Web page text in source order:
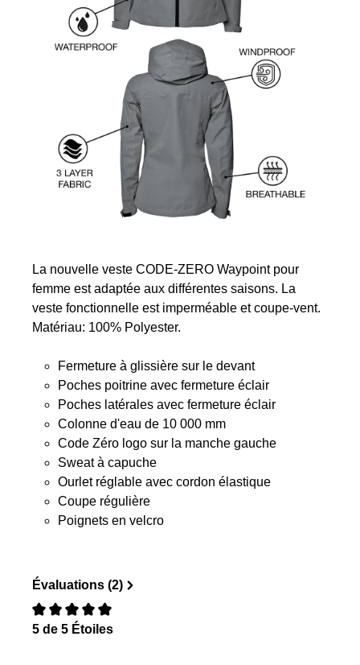
La nouvelle veste CODE-ZERO Waypoint pour
femme est adaptée aux différentes saisons. La
veste fonctionnelle est imperméable et coupe-vent.
Matériau: 100% Polyester.
Fermeture à glissière sur le devant
Poches poitrine avec fermeture éclair
Poches latérales avec fermeture éclair
Colonne d'eau de 10 000 mm
Code Zéro logo sur la manche gauche
Sweat à capuche
Ourlet réglable avec cordon élastique
Coupe régulière
Poignets en velcro
Évaluations (2)
Évaluation avec une note de 0 sur 5 étoiles
5 de 5 Étoiles